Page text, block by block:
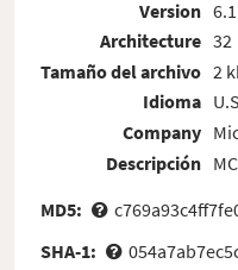
Version
Architecture
Tamaño del archivo
Idioma
Company
Descripción
32
2
MD5:
SHA-1: